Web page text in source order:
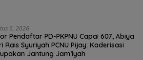
6, 2026
Pendaftar PD-PKPNU Capai 607, Abiya
Rais Syuriyah PCNU Pijay: Kaderisasi
Jantung Jam’iyah